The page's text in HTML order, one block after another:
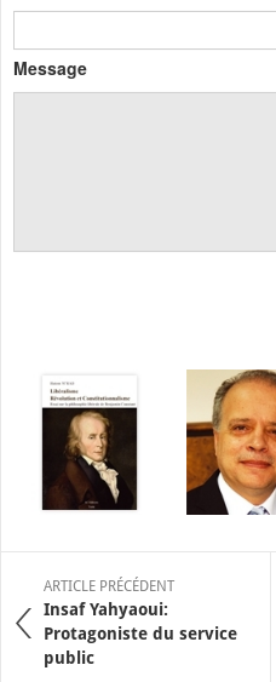
Message
ARTICLE PRÉCÉDENT
Insaf Yahyaoui:
Protagoniste du service
public